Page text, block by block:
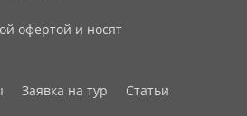
офертой и носят
Заявка на тур Статьи